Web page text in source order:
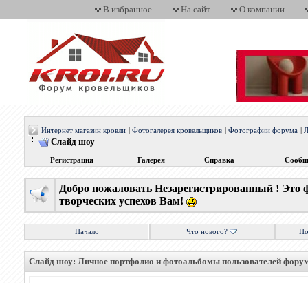
В избранное На сайт О компании
Интернет магазин кровли Фотогалерея кровельщиков Фотографии форума
Слайд шоу
Регистрация Галерея Справка
Добро пожаловать Незарегистрированный !
творческих успехов Вам!
Начало Что нового?
Слайд шоу: Личное портфолио и фотоальбомы пользователей